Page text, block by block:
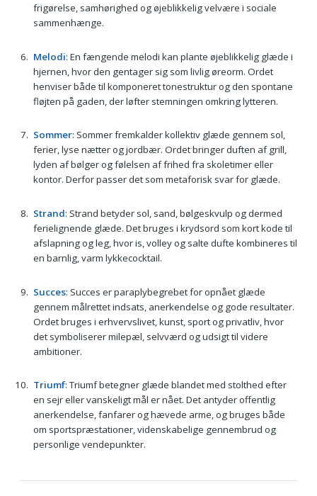
frigørelse, samhørighed og øjeblikkelig velvære i sociale
sammenhænge.
Melodi: En fængende melodi kan plante øjeblikkelig glæde i
hjernen, hvor den gentager sig som livlig øreorm. Ordet
henviser både til komponeret tonestruktur og den spontane
fløjten på gaden, der løfter stemningen omkring lytteren.
Sommer: Sommer fremkalder kollektiv glæde gennem sol,
ferier, lyse nætter og jordbær. Ordet bringer duften af grill,
lyden af bølger og følelsen af frihed fra skoletimer eller
kontor. Derfor passer det som metaforisk svar for glæde.
Strand: Strand betyder sol, sand, bølgeskvulp og dermed
ferielignende glæde. Det bruges i krydsord som kort kode til
afslapning og leg, hvor is, volley og salte dufte kombineres til
en barnlig, varm lykkecocktail.
Succes: Succes er paraplybegrebet for opnået glæde
gennem målrettet indsats, anerkendelse og gode resultater.
Ordet bruges i erhvervslivet, kunst, sport og privatliv, hvor
det symboliserer milepæl, selvværd og udsigt til videre
ambitioner.
Triumf: Triumf betegner glæde blandet med stolthed efter
en sejr eller vanskeligt mål er nået. Det antyder offentlig
anerkendelse, fanfarer og hævede arme, og bruges både
om sportspræstationer, videnskabelige gennembrud og
personlige vendepunkter.